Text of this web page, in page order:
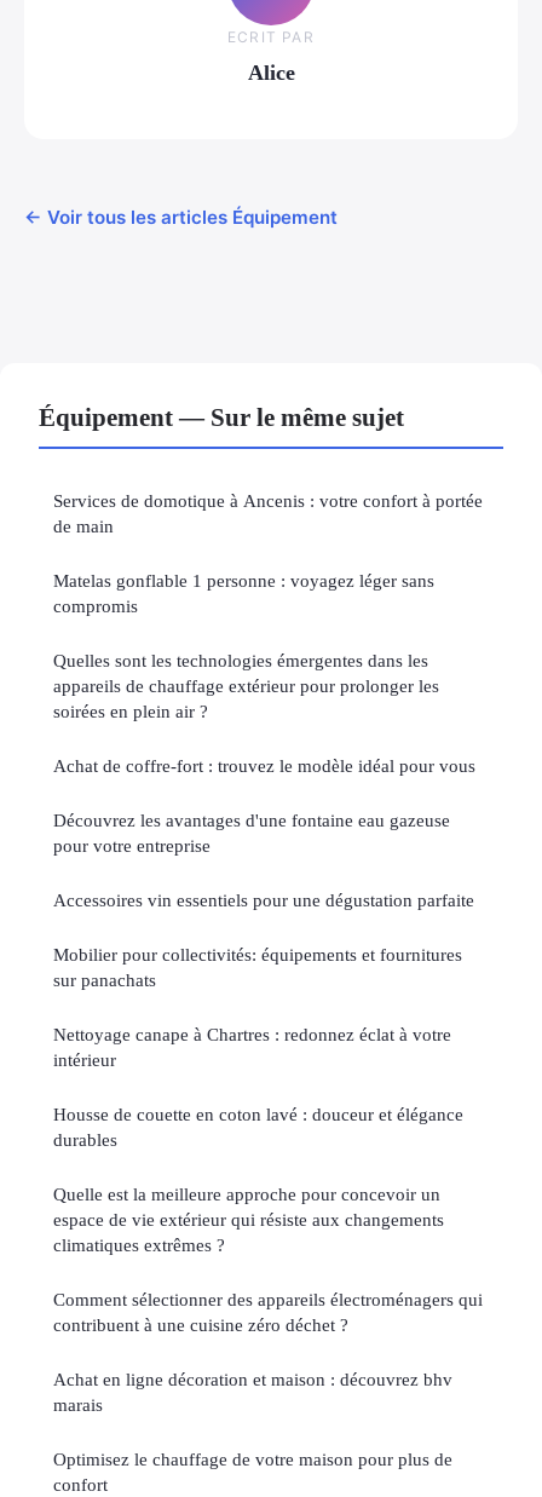
ECRIT PAR
Alice
← Voir tous les articles Équipement
Équipement — Sur le même sujet
Services de domotique à Ancenis : votre confort à portée
de main
Matelas gonflable 1 personne : voyagez léger sans
compromis
Quelles sont les technologies émergentes dans les
appareils de chauffage extérieur pour prolonger les
soirées en plein air ?
Achat de coffre-fort : trouvez le modèle idéal pour vous
Découvrez les avantages d'une fontaine eau gazeuse
pour votre entreprise
Accessoires vin essentiels pour une dégustation parfaite
Mobilier pour collectivités: équipements et fournitures
sur panachats
Nettoyage canape à Chartres : redonnez éclat à votre
intérieur
Housse de couette en coton lavé : douceur et élégance
durables
Quelle est la meilleure approche pour concevoir un
espace de vie extérieur qui résiste aux changements
climatiques extrêmes ?
Comment sélectionner des appareils électroménagers qui
contribuent à une cuisine zéro déchet ?
Achat en ligne décoration et maison : découvrez bhv
marais
Optimisez le chauffage de votre maison pour plus de
confort